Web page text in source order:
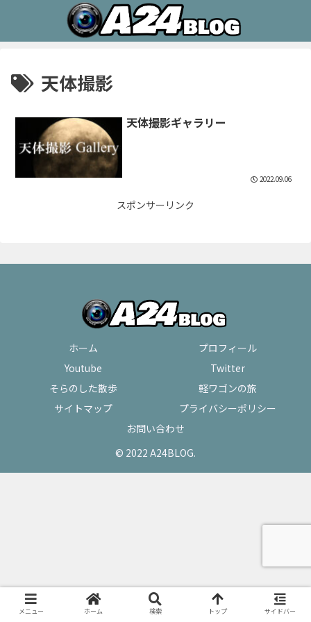
天体撮影
天体撮影ギャラリー
2022.09.06
スポンサーリンク
ホーム
プロフィール
Youtube
Twitter
そらのした散歩
軽ワゴンの旅
サイトマップ
プライバシーポリシー
お問い合わせ
© 2022 A24BLOG.
メニュー ホーム 検索 トップ サイドバー